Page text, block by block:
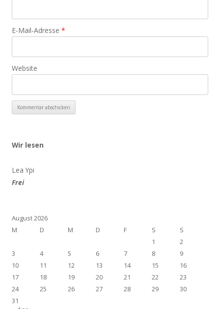
E-Mail-Adresse *
Website
Wir lesen
Lea Ypi
Frei
August 2026
M
D M D F S
S
1
2
3
4 5 6 7 8
9
10
11 12 13 14 15
16
17
18 19 20 21 22
23
24
25 26 27 28 29
30
31